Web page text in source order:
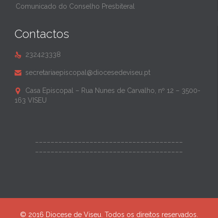
Comunicado do Conselho Presbiteral
Contactos
 232423338
 secretariaepiscopal@diocesedeviseu.pt

Casa Episcopal – Rua Nunes de Carvalho, nº 12 – 3500-
163 VISEU
© 2016 Diocese de Viseu. Todos os direitos reservados.